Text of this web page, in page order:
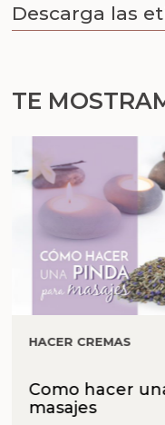
Descarga las
TE
HACER CREMAS
Como hacer
masajes